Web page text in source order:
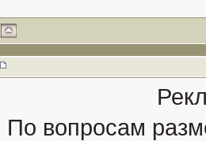
По вопросам